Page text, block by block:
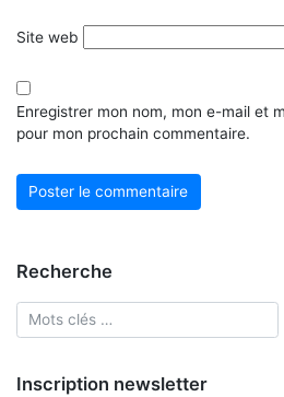
Site web
Enregistrer mon nom, mon e-mail et
pour mon prochain commentaire.
Recherche
Inscription newsletter